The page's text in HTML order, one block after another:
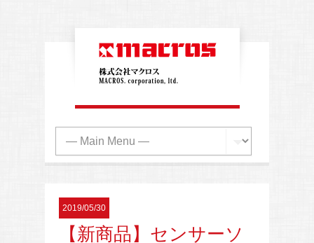
2019/05/30
【新商品】センサーソ